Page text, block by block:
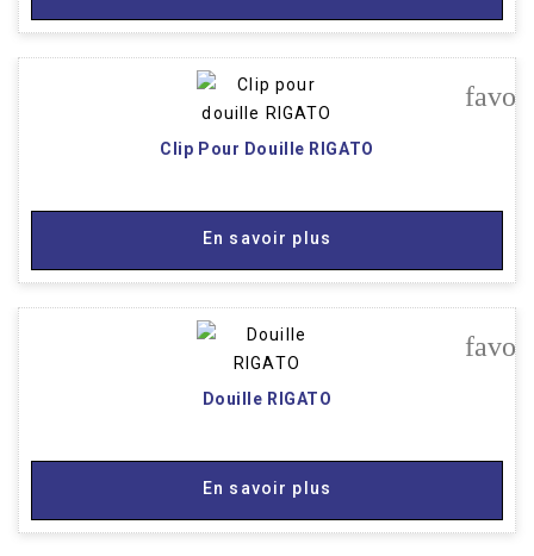
Clip Pour Douille RIGATO
En savoir plus
Douille RIGATO
En savoir plus